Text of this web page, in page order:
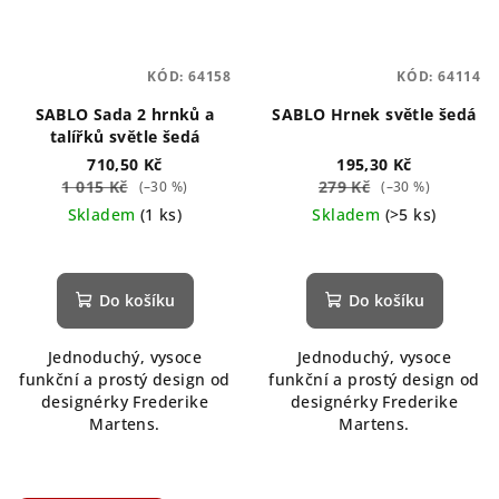
SABLO Sada 2 hrnků a
talířků světle šedá
710,50 Kč
1 015 Kč
(–30 %)
Skladem (1 ks)
Do košíku
Jednoduchý, vysoce
funkční a prostý design od
designérky Frederike
Martens.
KÓD: 64158
SABLO Hrnek světle šedá
195,30 Kč
279 Kč (–30 %)
Skladem (>5 ks)
Do košíku
Jednoduchý, vysoce
funkční a prostý design od
designérky Frederike
Martens.
KÓD: 64114